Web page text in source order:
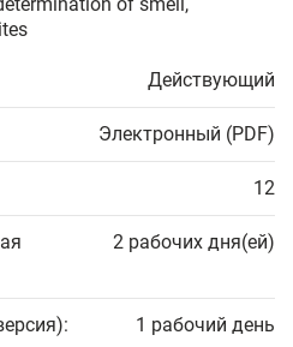
Действующий
Электронный (PDF)
12
2 рабочих дня(ей)
1 рабочий день